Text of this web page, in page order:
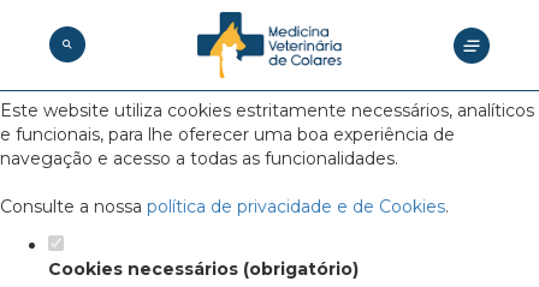
Defina as suas preferências de
cookies para este website.
Este website utiliza cookies estritamente necessários, analíticos
e funcionais, para lhe oferecer uma boa experiência de
navegação e acesso a todas as funcionalidades.
Consulte a nossa política de privacidade e de Cookies.
Cookies necessários (obrigatório)